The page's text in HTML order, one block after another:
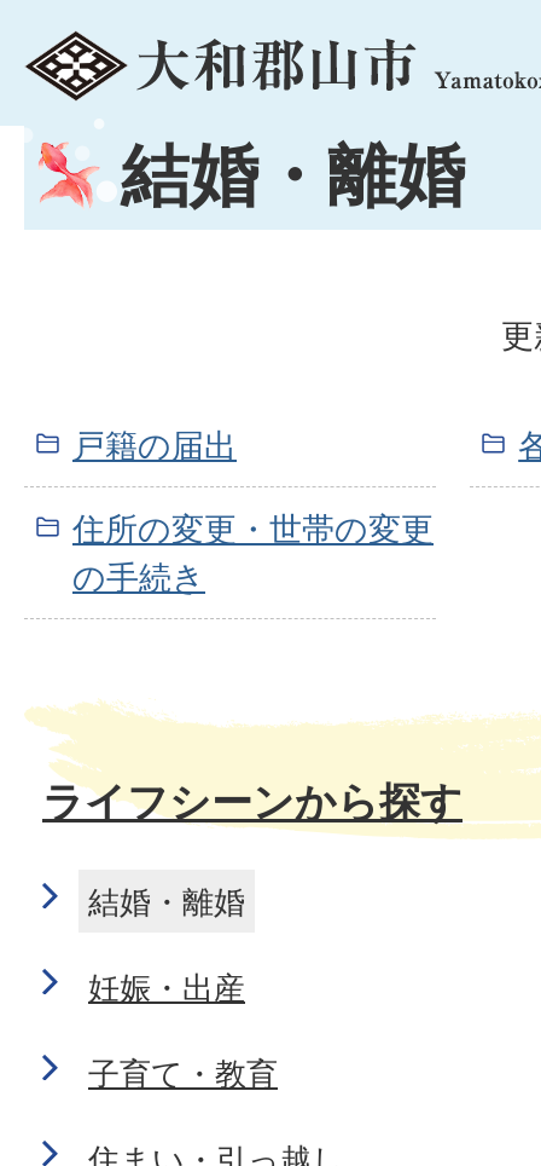
menu
結婚・離婚
戸籍の届出
住所の変更・世帯の変更
の手続き
ライフシーンから探す
結婚・離婚
妊娠・出産
子育て・教育